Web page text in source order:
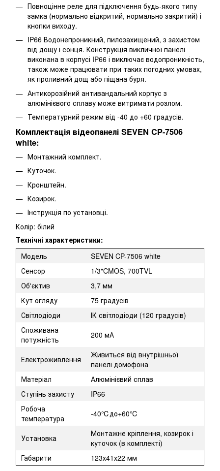
Повноцінне реле для підключення будь-якого типу
замка (нормально відкритий, нормально закритий) і
кнопки виходу.
IP66 Водонепроникний, пилозахищений, з захистом
від дощу і сонця. Конструкція викличної панелі
виконана в корпусі IP66 і виключає водопроникність,
також може працювати при таких погодних умовах,
як проливний дощ або піщана буря.
Антикорозійний антивандальний корпус з
алюмінієвого сплаву може витримати розлом.
Температурний режим від -40 до +60 градусів.
Комплектація відеопанелі SEVEN CP-7506
white:
Монтажний комплект.
Куточок.
Кронштейн.
Козирок.
Інструкція по установці.
Колір: білий
Технічні характеристики:
Модель
SEVEN CP-7506 white
Сенсор
1/3"CMOS, 700TVL
Об'єктив
3,7 мм
Кут огляду
75 градусів
Світлодіоди
ІК світлодіоди (120 градусів)
Споживана
потужність
200 мА
Електроживлення
Живиться від внутрішньої
панелі домофона
Матеріал
Алюмінієвий сплав
Ступінь захисту
IP66
Робоча
температура
-40℃до+60℃
Установка
Монтажне кріплення, козирок і
куточок (в комплекті)
Габарити
123х41х22 мм